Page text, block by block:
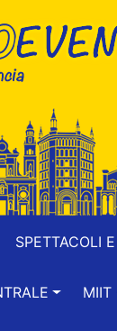
SPETTACOLI
MIIT